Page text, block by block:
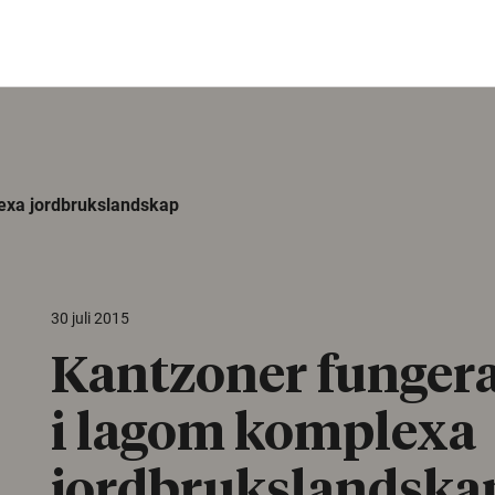
jordbrukslandskap
30 juli 2015
Kantzoner
i lagom komplexa